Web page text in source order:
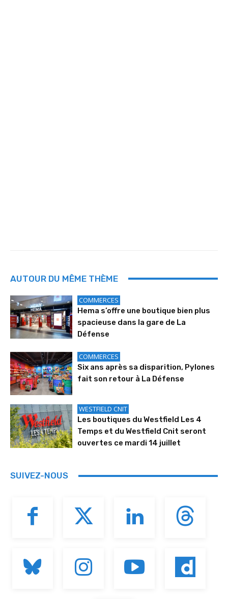
AUTOUR DU MÊME THÈME
COMMERCES
Hema s’offre une boutique bien plus
spacieuse dans la gare de La
Défense
COMMERCES
Six ans après sa disparition, Pylones
fait son retour à La Défense
WESTFIELD CNIT
Les boutiques du Westfield Les 4
Temps et du Westfield Cnit seront
ouvertes ce mardi 14 juillet
SUIVEZ-NOUS